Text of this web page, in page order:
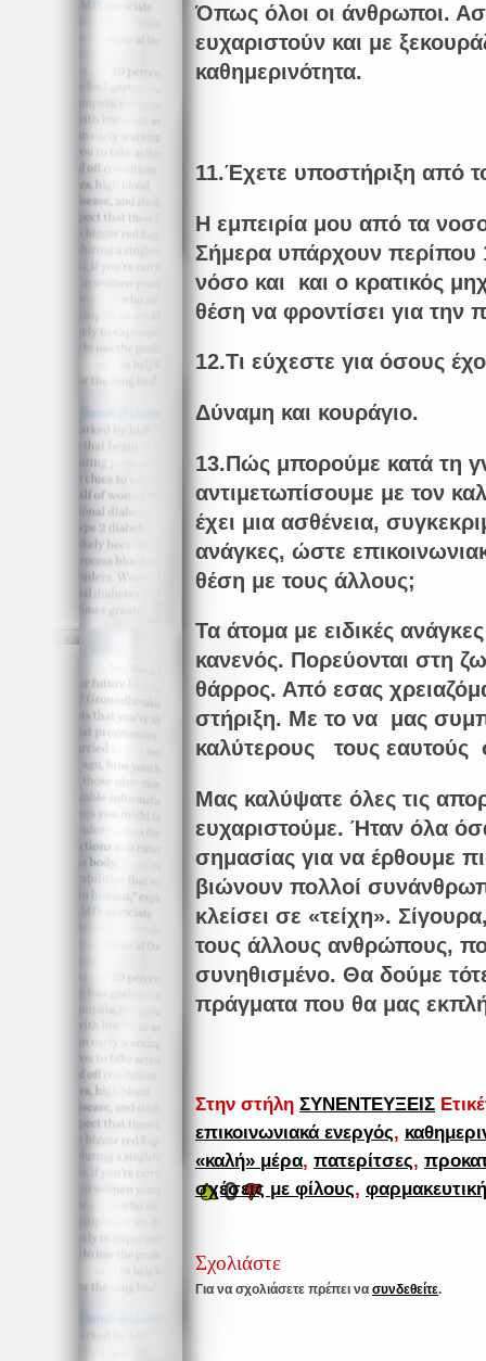
Όπως όλοι οι άνθρωποι.
ευχαριστούν και με
καθημερινότητα.
11.Έχετε υποστήριξη από
Η εμπειρία μου από τα
Σήμερα υπάρχουν περίπου
νόσο και και ο κρατικός
θέση να φροντίσει για την
12.Τι εύχεστε για όσους
Δύναμη και κουράγιο.
13.Πώς μπορούμε κατά τη
αντιμετωπίσουμε με τον
έχει μια ασθένεια,
ανάγκες, ώστε
θέση με τους άλλους;
Τα άτομα με ειδικές
κανενός. Πορεύονται στη
θάρρος. Από εσας
στήριξη. Με το να μας
καλύτερους τους εαυτούς
Μας καλύψατε όλες τις
ευχαριστούμε. Ήταν όλα
σημασίας για να έρθουμε
βιώνουν πολλοί
κλείσει σε «τείχη».
τους άλλους ανθρώπους,
συνηθισμένο. Θα δούμε
πράγματα που θα μας
Στην στήλη ΣΥΝΕΝΤΕΥΞΕΙΣ
επικοινωνιακά ενεργός,
«καλή» μέρα, πατερίτσες,
σχέσεις με φίλους,
0
Σχολιάστε
Για να σχολιάσετε πρέπει να συνδεθείτε.